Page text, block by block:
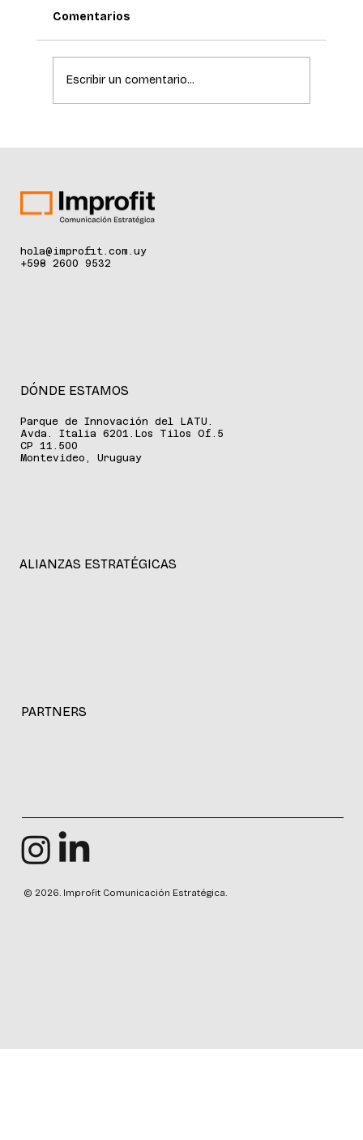
Comentarios
Escribir un comentario...
hola@improfit.com.uy
+598 2600 9532
DÓNDE ESTAMOS
Parque de Innovación del LATU.
Avda. Italia 6201.Los Tilos Of.5
CP 11.500
Montevideo, Uruguay
ALIANZAS ESTRATÉGICAS
PARTNERS
© 2026. Improfit Comunicación Estratégica.